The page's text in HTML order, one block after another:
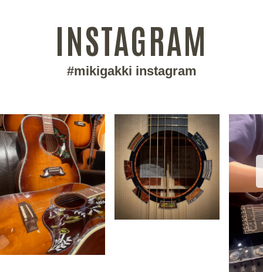
INSTAGRAM
#mikigakki instagram